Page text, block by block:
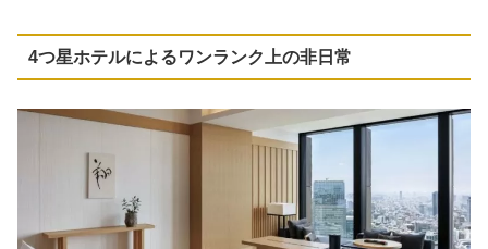
4つ星ホテルによるワンランク上の非日常